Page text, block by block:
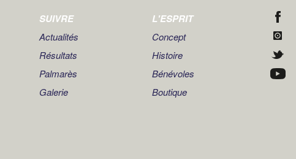
SUIVRE
Actualités
Résultats
Palmarès
Galerie
L'ESPRIT
Concept
Histoire
Bénévoles
Boutique